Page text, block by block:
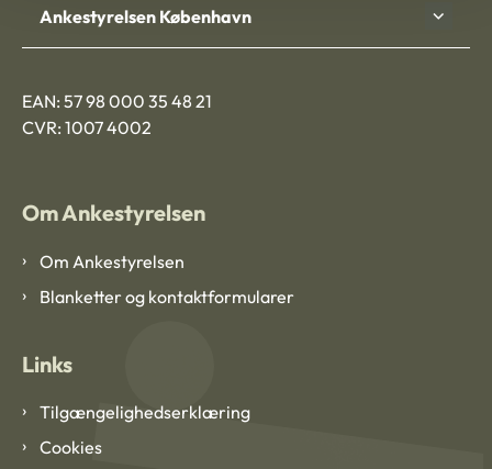
Ankestyrelsen København
EAN: 57 98 000 35 48 21
CVR: 1007 4002
Om Ankestyrelsen
Om Ankestyrelsen
Blanketter og kontaktformularer
Links
Tilgængelighedserklæring
Cookies